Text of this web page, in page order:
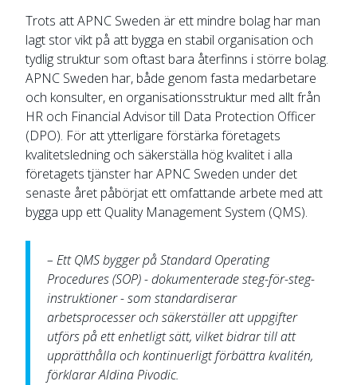
Trots att APNC Sweden är ett mindre bolag har man
lagt stor vikt på att bygga en stabil organisation och
tydlig struktur som oftast bara återfinns i större bolag.
APNC Sweden har, både genom fasta medarbetare
och konsulter, en organisationsstruktur med allt från
HR och Financial Advisor till Data Protection Officer
(DPO). För att ytterligare förstärka företagets
kvalitetsledning och säkerställa hög kvalitet i alla
företagets tjänster har APNC Sweden under det
senaste året påbörjat ett omfattande arbete med att
bygga upp ett Quality Management System (QMS).
– Ett QMS bygger på Standard Operating
Procedures (SOP) - dokumenterade steg-för-steg-
instruktioner - som standardiserar
arbetsprocesser och säkerställer att uppgifter
utförs på ett enhetligt sätt, vilket bidrar till att
upprätthålla och kontinuerligt förbättra kvalitén,
förklarar Aldina Pivodic.